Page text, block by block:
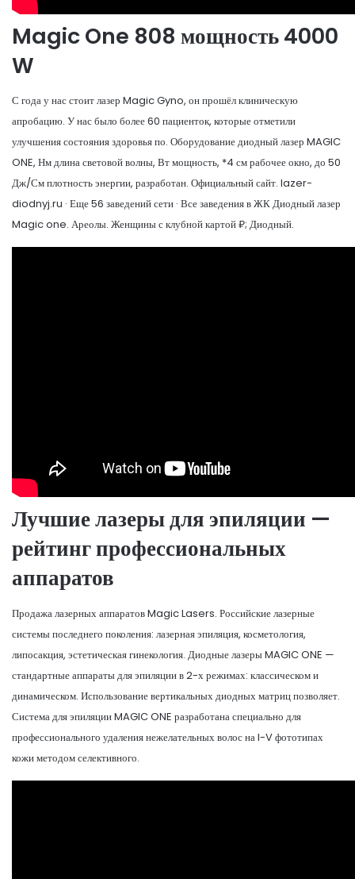
Magic One 808 мощность 4000
W
С года у нас стоит лазер Magic Gyno, он прошёл клиническую
апробацию. У нас было более 60 пациенток, которые отметили
улучшения состояния здоровья по. Оборудование диодный лазер MAGIC
ONE, Нм длина световой волны, Вт мощность, *4 см рабочее окно, до 50
Дж/См плотность энергии, разработан. Официальный сайт. lazer-
diodnyj.ru · Еще 56 заведений сети · Все заведения в ЖК Диодный лазер
Magic one. Ареолы. Женщины с клубной картой ₽; Диодный.
Лучшие лазеры для эпиляции —
рейтинг профессиональных
аппаратов
Продажа лазерных аппаратов Magic Lasers. Российские лазерные
системы последнего поколения: лазерная эпиляция, косметология,
липосакция, эстетическая гинекология. Диодные лазеры MAGIC ONE —
стандартные аппараты для эпиляции в 2-х режимах: классическом и
динамическом. Использование вертикальных диодных матриц позволяет.
Система для эпиляции MAGIC ONE разработана специально для
профессионального удаления нежелательных волос на I-V фототипах
кожи методом селективного.